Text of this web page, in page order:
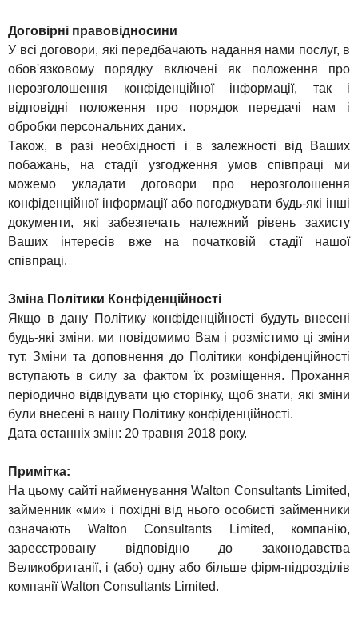
Договірні правовідносини
У всі договори, які передбачають надання нами послуг, в
обов'язковому порядку включені як положення про
нерозголошення конфіденційної інформації, так і
відповідні положення про порядок передачі нам і
обробки персональних даних.
Також, в разі необхідності і в залежності від Ваших
побажань, на стадії узгодження умов співпраці ми
можемо укладати договори про нерозголошення
конфіденційної інформації або погоджувати будь-які інші
документи, які забезпечать належний рівень захисту
Ваших інтересів вже на початковій стадії нашої
співпраці.
Зміна Політики Конфіденційності
Якщо в дану Політику конфіденційності будуть внесені
будь-які зміни, ми повідомимо Вам і розмістимо ці зміни
тут. Зміни та доповнення до Політики конфіденційності
вступають в силу за фактом їх розміщення. Прохання
періодично відвідувати цю сторінку, щоб знати, які зміни
були внесені в нашу Політику конфіденційності.
Дата останніх змін: 20 травня 2018 року.
Примітка:
На цьому сайті найменування Walton Consultants Limited,
займенник «ми» і похідні від нього особисті займенники
означають Walton Consultants Limited, компанію,
зареєстровану відповідно до законодавства
Великобританії, і (або) одну або більше фірм-підрозділів
компанії Walton Consultants Limited.